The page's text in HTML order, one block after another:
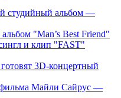
студийный альбом —
"Man’s Best Friend"
и клип "FAST"
3D-концертный
фильма Майли Сайрус —